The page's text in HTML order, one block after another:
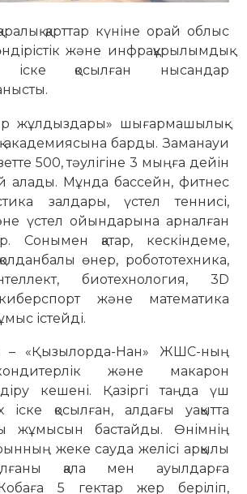
қарттар күніне орай облыс
және инфрақұрылымдық
іске қосылған нысандар
жұлдыздары» шығармашылық-
академиясына барды. Заманауи
500, тәулігіне 3 мыңға дейін
алады. Мұнда бассейн, фитнес
залдары, үстел теннисі,
үстел ойындарына арналған
Сонымен қатар, кескіндеме,
өнер, робототехника,
биотехнология, 3D
және математика
істейді.
– «Қызылорда-Нан» ЖШС-ның
және макарон
кешені. Қазіргі таңда үш
іске қосылған, алдағы уақытта
жұмысын бастайды. Өнімнің
жеке сауда желісі арқылы
қала мен ауылдарға
Жобаға 5 гектар жер беріліп,